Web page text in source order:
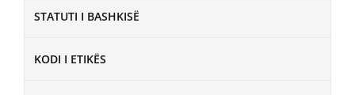
STATUTI I BASHKISË
KODI I ETIKËS